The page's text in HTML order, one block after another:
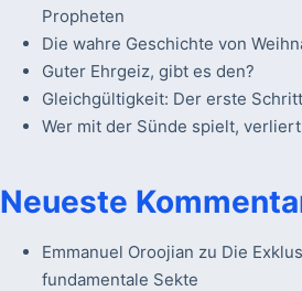
Propheten
Die wahre Geschichte von
Guter Ehrgeiz, gibt es den?
Gleichgültigkeit: Der erste
Wer mit der Sünde spielt, verliert
Neueste
Emmanuel Oroojian zu Die
fundamentale Sekte